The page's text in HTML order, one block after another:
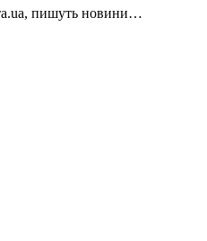
пишуть новини…